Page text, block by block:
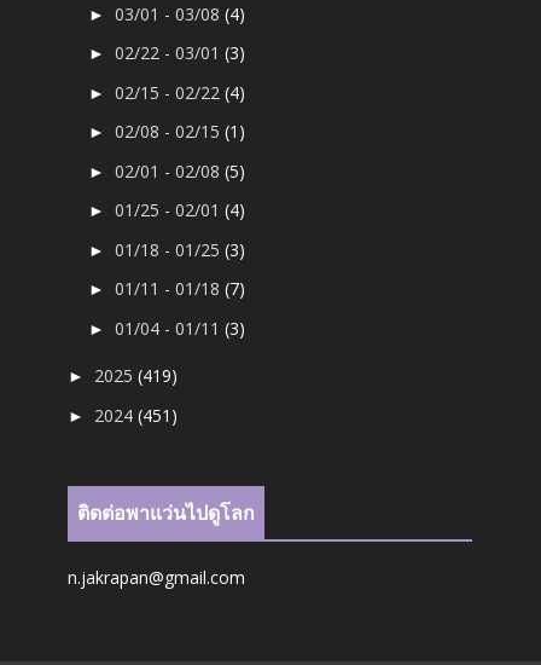
►03/01 - 03/08(4)
►02/22 - 03/01(3)
►02/15 - 02/22(4)
►02/08 - 02/15(1)
►02/01 - 02/08(5)
►01/25 - 02/01(4)
►01/18 - 01/25(3)
►01/11 - 01/18(7)
►01/04 - 01/11(3)
► 2025(419)
► 2024(451)
ติดต่อพาแว่นไปดูโลก
n.jakrapan@gmail.com